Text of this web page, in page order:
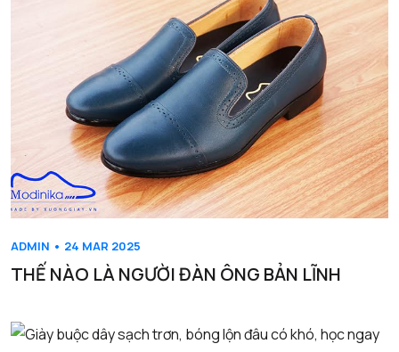
ADMIN • 24 MAR 2025
THẾ NÀO LÀ NGƯỜI ĐÀN ÔNG BẢN LĨNH